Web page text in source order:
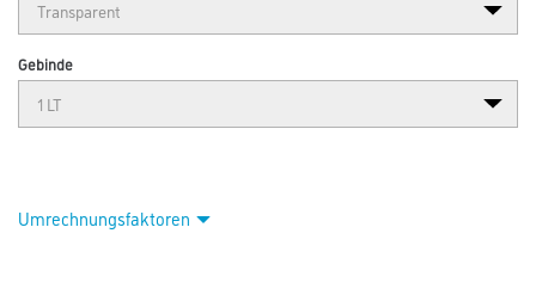
Gebinde
Umrechnungsfaktoren